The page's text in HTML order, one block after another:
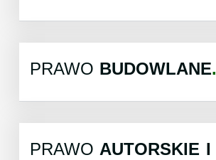
PRAWO BUDOWLANE
PRAWO AUTORSKIE I